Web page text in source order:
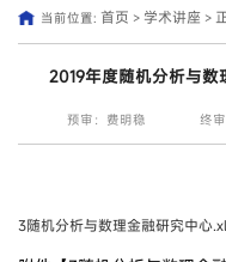
当前位置: 首页 > 学术讲座>
2019年度随机分析与
预审：费明稳 终
3随机分析与数理金融研究中心